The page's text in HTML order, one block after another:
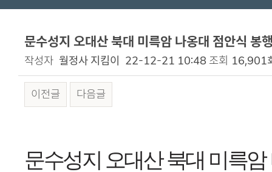
문수성지 오대산 북대 미륵암 나옹대 점안식 봉
작성자 월정사 지킴이 22-12-21 10:48 조회 16,901
이전글 다음글
문수성지 오대산 북대 미륵